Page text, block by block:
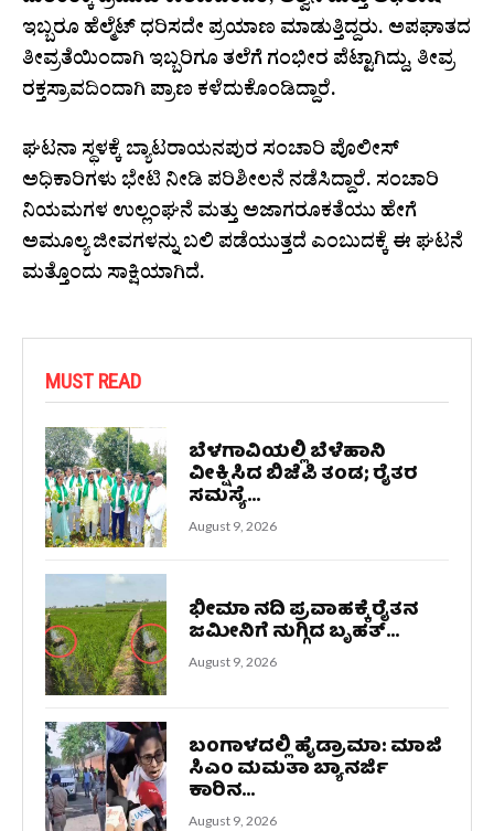
ಇಬ್ಬರೂ ಹೆಲ್ಮೆಟ್ ಧರಿಸದೇ ಪ್ರಯಾಣ ಮಾಡುತ್ತಿದ್ದರು. ಅಪಘಾತದ
ತೀವ್ರತೆಯಿಂದಾಗಿ ಇಬ್ಬರಿಗೂ ತಲೆಗೆ ಗಂಭೀರ ಪೆಟ್ಟಾಗಿದ್ದು, ತೀವ್ರ
ರಕ್ತಸ್ರಾವದಿಂದಾಗಿ ಪ್ರಾಣ ಕಳೆದುಕೊಂಡಿದ್ದಾರೆ.
ಘಟನಾ ಸ್ಥಳಕ್ಕೆ ಬ್ಯಾಟರಾಯನಪುರ ಸಂಚಾರಿ ಪೊಲೀಸ್
ಅಧಿಕಾರಿಗಳು ಭೇಟಿ ನೀಡಿ ಪರಿಶೀಲನೆ ನಡೆಸಿದ್ದಾರೆ. ಸಂಚಾರಿ
ನಿಯಮಗಳ ಉಲ್ಲಂಘನೆ ಮತ್ತು ಅಜಾಗರೂಕತೆಯು ಹೇಗೆ
ಅಮೂಲ್ಯ ಜೀವಗಳನ್ನು ಬಲಿ ಪಡೆಯುತ್ತದೆ ಎಂಬುದಕ್ಕೆ ಈ ಘಟನೆ
ಮತ್ತೊಂದು ಸಾಕ್ಷಿಯಾಗಿದೆ.
MUST READ
ಬೆಳಗಾವಿಯಲ್ಲಿ ಬೆಳೆಹಾನಿ
ವೀಕ್ಷಿಸಿದ ಬಿಜೆಪಿ ತಂಡ; ರೈತರ
ಸಮಸ್ಯೆ...
August 9, 2026
ಭೀಮಾ ನದಿ ಪ್ರವಾಹಕ್ಕೆ ರೈತನ
ಜಮೀನಿಗೆ ನುಗ್ಗಿದ ಬೃಹತ್...
August 9, 2026
ಬಂಗಾಳದಲ್ಲಿ ಹೈಡ್ರಾಮಾ: ಮಾಜಿ
ಸಿಎಂ ಮಮತಾ ಬ್ಯಾನರ್ಜಿ
ಕಾರಿನ...
August 9, 2026